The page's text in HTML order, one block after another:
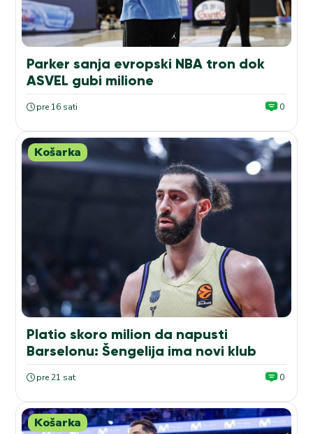
Parker sanja evropski NBA tron dok
ASVEL gubi milione
pre 16 sati 0
Košarka
Platio skoro milion da napusti
Barselonu: Šengelija ima novi klub
pre 21 sat 0
Košarka